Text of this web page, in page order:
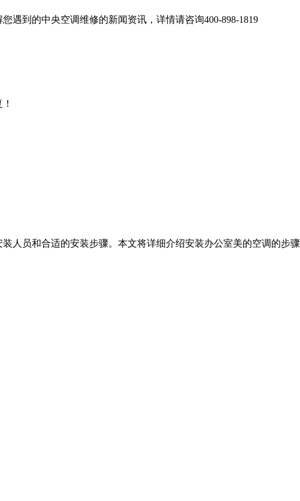
遇到的中央空调维修的新闻资讯，详情请咨询400-898-1819
员和合适的安装步骤。本文将详细介绍安装办公室美的空调的